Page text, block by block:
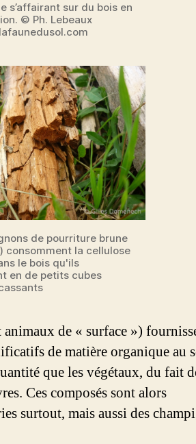
s’affairant sur du bois en
© Ph. Lebeaux
de pourriture brune
consomment la cellulose
le bois qu'ils
en de petits cubes
de « surface »)
de matière organique au
que les végétaux, du fait
Ces composés sont alors
surtout, mais aussi des